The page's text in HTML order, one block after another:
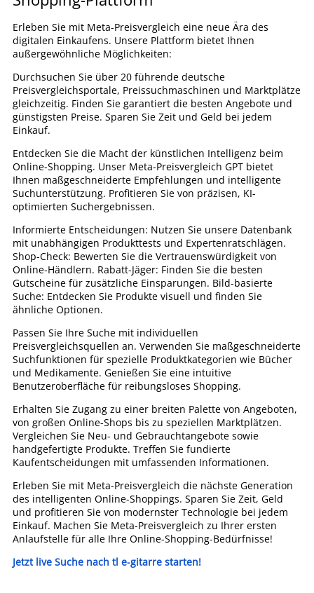
Erleben Sie mit Meta-Preisvergleich eine neue Ära des
digitalen Einkaufens. Unsere Plattform bietet Ihnen
außergewöhnliche Möglichkeiten:
Durchsuchen Sie über 20 führende deutsche
Preisvergleichsportale, Preissuchmaschinen und Marktplätze
gleichzeitig. Finden Sie garantiert die besten Angebote und
günstigsten Preise. Sparen Sie Zeit und Geld bei jedem
Einkauf.
Entdecken Sie die Macht der künstlichen Intelligenz beim
Online-Shopping. Unser Meta-Preisvergleich GPT bietet
Ihnen maßgeschneiderte Empfehlungen und intelligente
Suchunterstützung. Profitieren Sie von präzisen, KI-
optimierten Suchergebnissen.
Informierte Entscheidungen: Nutzen Sie unsere Datenbank
mit unabhängigen Produkttests und Expertenratschlägen.
Shop-Check: Bewerten Sie die Vertrauenswürdigkeit von
Online-Händlern. Rabatt-Jäger: Finden Sie die besten
Gutscheine für zusätzliche Einsparungen. Bild-basierte
Suche: Entdecken Sie Produkte visuell und finden Sie
ähnliche Optionen.
Passen Sie Ihre Suche mit individuellen
Preisvergleichsquellen an. Verwenden Sie maßgeschneiderte
Suchfunktionen für spezielle Produktkategorien wie Bücher
und Medikamente. Genießen Sie eine intuitive
Benutzeroberfläche für reibungsloses Shopping.
Erhalten Sie Zugang zu einer breiten Palette von Angeboten,
von großen Online-Shops bis zu speziellen Marktplätzen.
Vergleichen Sie Neu- und Gebrauchtangebote sowie
handgefertigte Produkte. Treffen Sie fundierte
Kaufentscheidungen mit umfassenden Informationen.
Erleben Sie mit Meta-Preisvergleich die nächste Generation
des intelligenten Online-Shoppings. Sparen Sie Zeit, Geld
und profitieren Sie von modernster Technologie bei jedem
Einkauf. Machen Sie Meta-Preisvergleich zu Ihrer ersten
Anlaufstelle für alle Ihre Online-Shopping-Bedürfnisse!
Jetzt live Suche nach tl e-gitarre starten!